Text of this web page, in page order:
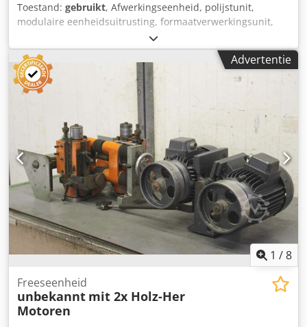
Toestand: gebruikt, Afwerkingseenheid, polijstunit,
modulaire eenheidsuitrusting, formaatverwerkingsunit,
dubbelzijdige profiler, randverwerkingsmachine, na de
schraper voor randverwerkingsmachine -HOMAG-
afwerkingseenheid: voor het aanbrengen van
reinigingsmiddelen met poetsinrichting voor het
verwijderen van lijmresten op PVC-randen Dedpfecn Ibqox
Adieck -Motor: 1,1 kW -Snelheid: 2840 rpm -kant:
verstelbaar -hoogte: instelbaar -Aantal: 1x aggregaten
beschikbaar -Prijs: per stuk -Maten: 350/350/H500 mm -
gewicht: 32 kg
Advertentie
1 /8
Freeseenheid
unbekannt mit 2x Holz-Her
Motoren